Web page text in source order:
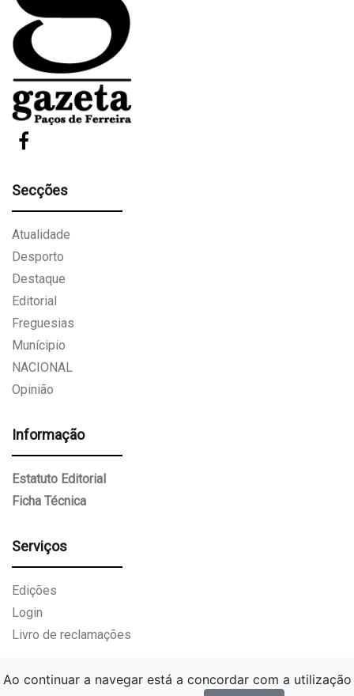
Secções
Atualidade
Desporto
Destaque
Editorial
Freguesias
Munícipio
NACIONAL
Opinião
Informação
Estatuto Editorial
Ficha Técnica
Serviços
Edições
Login
Livro de reclamações
Ao continuar a navegar está a concordar com a utilização